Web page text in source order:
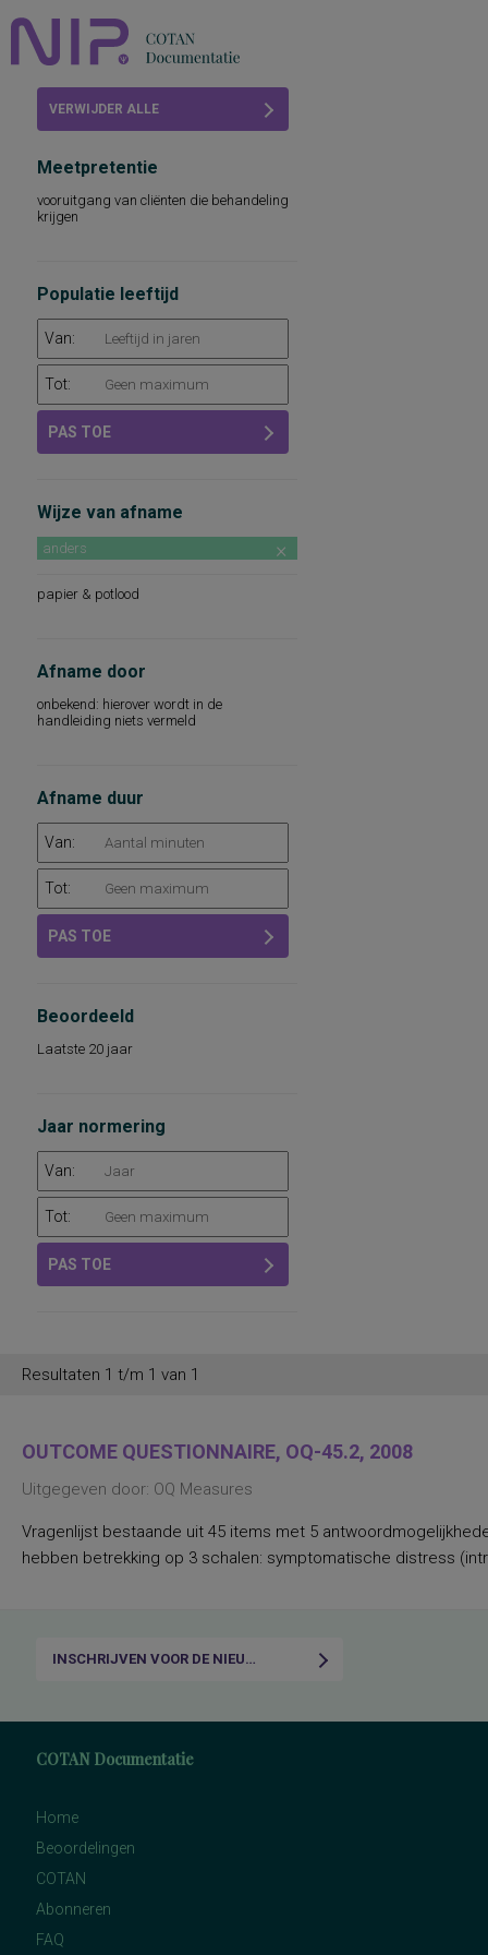
VERWIJDER ALLE
Meetpretentie
vooruitgang van cliënten die behandeling
krijgen
Populatie leeftijd
Van:
Tot:
PAS TOE
Wijze van afname
anders
papier & potlood
Afname door
onbekend: hierover wordt in de
handleiding niets vermeld
Afname duur
Van:
Tot:
PAS TOE
Beoordeeld
Laatste 20 jaar
Jaar normering
Van:
Tot:
PAS TOE
Resultaten 1 t/m 1 van 1
OUTCOME QUESTIONNAIRE, OQ-45.2, 2008
Uitgegeven door: OQ Measures
Vragenlijst bestaande uit 45 items met 5
hebben betrekking op 3 schalen: symptomatische distress
INSCHRIJVEN VOOR DE NIEUWSBRIEF
COTAN Documentatie
Home
Beoordelingen
COTAN
Abonneren
FAQ